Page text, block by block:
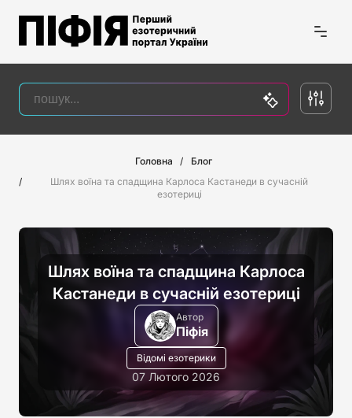
Головна
Блог
Шлях воїна та спадщина Карлоса Кастанеди в сучасній
езотериці
Шлях воїна та спадщина Карлоса
Кастанеди в сучасній езотериці
Автор
Піфія
Відомі езотерики
07 Лютого 2026